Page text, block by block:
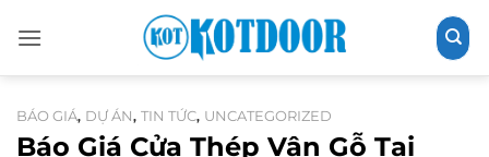
qua
BÁO GIÁ, DỰ ÁN,TIN TỨC, UNCATEGORIZED
Báo Giá Cửa Thép Vân Gỗ Tại